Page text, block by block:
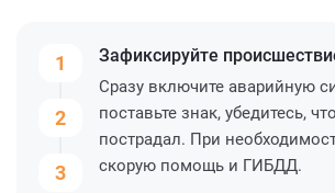
1
2
3
Зафиксируйте
Сразу включите аварийную
поставьте знак, убедитесь,
пострадал. При
скорую помощь и ГИБДД.